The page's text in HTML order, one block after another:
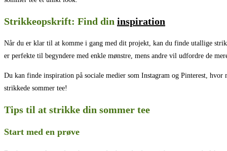
Strikkeopskrift: Find din inspiration
Når du er klar til at komme i gang med dit projekt, kan du finde utallige
er perfekte til begyndere med enkle mønstre, mens andre vil udfordre de
Du kan finde inspiration på sociale medier som Instagram og Pinterest,
strikkede sommer tee!
Tips til at strikke din sommer tee
Start med en prøve